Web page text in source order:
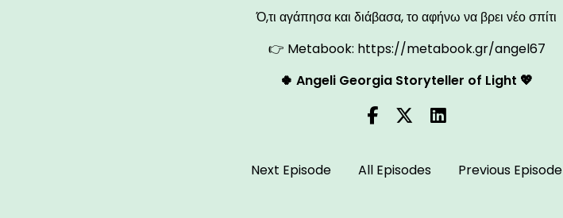
Ό,τι αγάπησα και διάβασα, το αφήνω να βρει νέο σπίτι
👉 Metabook: https://metabook.gr/angel67
🍀 Angeli Georgia Storyteller of Light 💖
Next Episode All Episodes Previous Episode